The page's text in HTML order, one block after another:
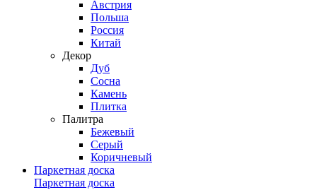
Австрия
Польша
Россия
Китай
Декор
Дуб
Сосна
Камень
Плитка
Палитра
Бежевый
Серый
Коричневый
Паркетная доска
Паркетная доска